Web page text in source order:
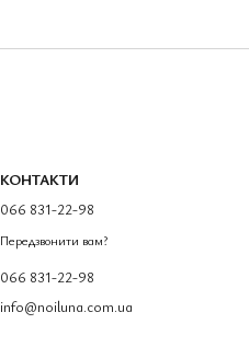
КОНТАКТИ
066 831-22-98
Передзвонити вам?
066 831-22-98
info@noiluna.com.ua